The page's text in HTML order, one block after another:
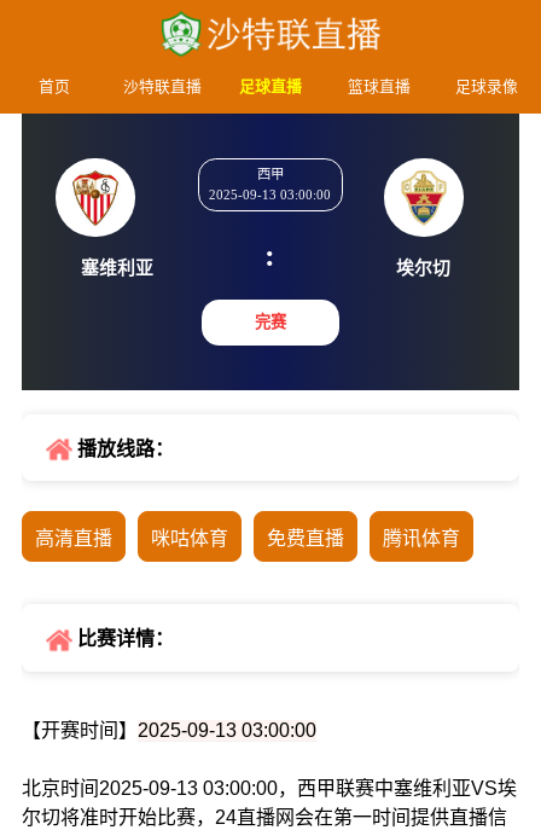
首页 沙特联直播 足球直播 篮球直播 足球录像
西甲
2025-09-13 03:00:00
:
完赛
播放线路：
高清直播 咪咕体育 免费直播 腾讯体育
比赛详情：
【开赛时间】 2025-09-13 03:00:00
北京时间2025-09-13 03:00:00，西甲联赛中塞维利亚VS埃
尔切将准时开始比赛，24直播网会在第一时间提供直播信